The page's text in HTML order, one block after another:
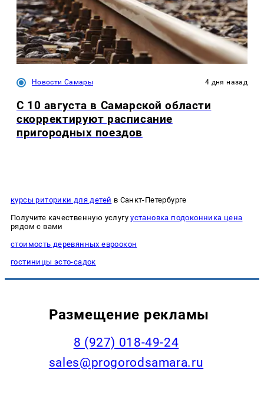
Новости Самары 4 дня назад
С 10 августа в Самарской области
скорректируют расписание
пригородных поездов
курсы риторики для детей в Санкт-Петербурге
Получите качественную услугуустановка подоконника цена
рядом с вами
стоимость деревянных евроокон
гостиницы эсто-садок
Размещение рекламы
8 (927) 018-49-24
sales@progorodsamara.ru